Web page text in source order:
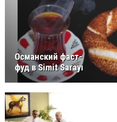
Османский фаст-
фуд в Simit Sarayı